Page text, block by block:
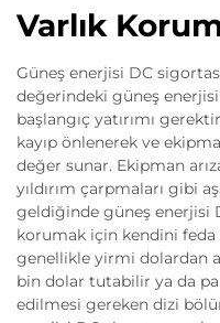
Varlık
Güneş enerjisi DC
değerindeki güneş
başlangıç yatırımı
kayıp önlenerek ve
değer sunar. Ekipman
yıldırım çarpmaları gibi
geldiğinde güneş enerjisi
korumak için kendini
genellikle yirmi dolardan
bin dolar tutabilir ya da
edilmesi gereken dizi